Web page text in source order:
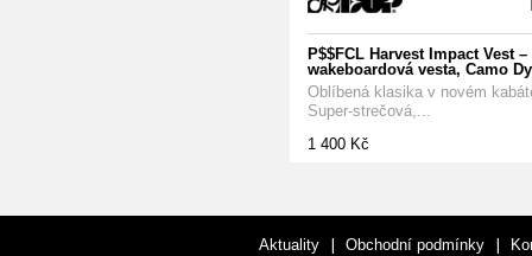
P$$FCL Harvest Impact Vest –
wakeboardová vesta, Camo
Oblíbená klasika v novém
Super-strečová,...
1 400 Kč
Aktuality | Obchodní podmínky |